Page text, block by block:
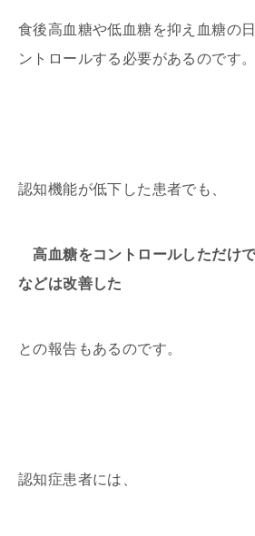
食後高血糖や低血糖を抑え血糖の
ントロールする必要があるのです。
認知機能が低下した患者でも、
高血糖をコントロールしただけ
などは改善した
との報告もあるのです。
認知症患者には、